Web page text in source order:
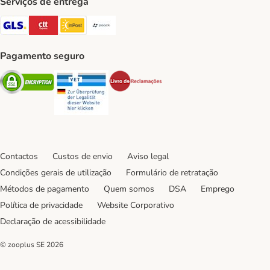
GLS Shipping Method
CTTExpress Shipping Method
InPost Shipping Method
Pagamento seguro
Security Security
Contactos Custos de envio
Aviso legal
Condições gerais de utilização
Formulário de retratação
Métodos de pagamento
Quem somos DSA
Emprego
Política de privacidade
Website Corporativo
Declaração de acessibilidade
© zooplus SE 2026